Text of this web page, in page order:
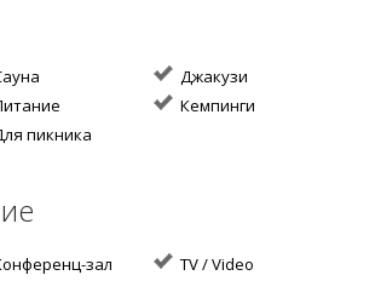
Джакузи
Кемпинги
пикника
зал
TV / Video